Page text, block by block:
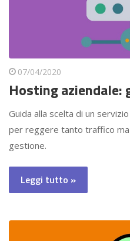
07/04/2020
Hosting aziendale:
Guida alla scelta di un
per reggere tanto traffico ma
gestione.
Leggi tutto »